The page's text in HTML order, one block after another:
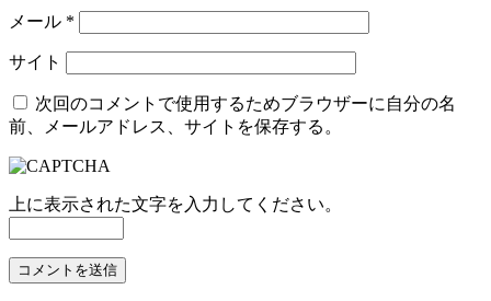
メール *
サイト
次回のコメントで使用するためブラウザーに自分の名
前、メールアドレス、サイトを保存する。
上に表示された文字を入力してください。